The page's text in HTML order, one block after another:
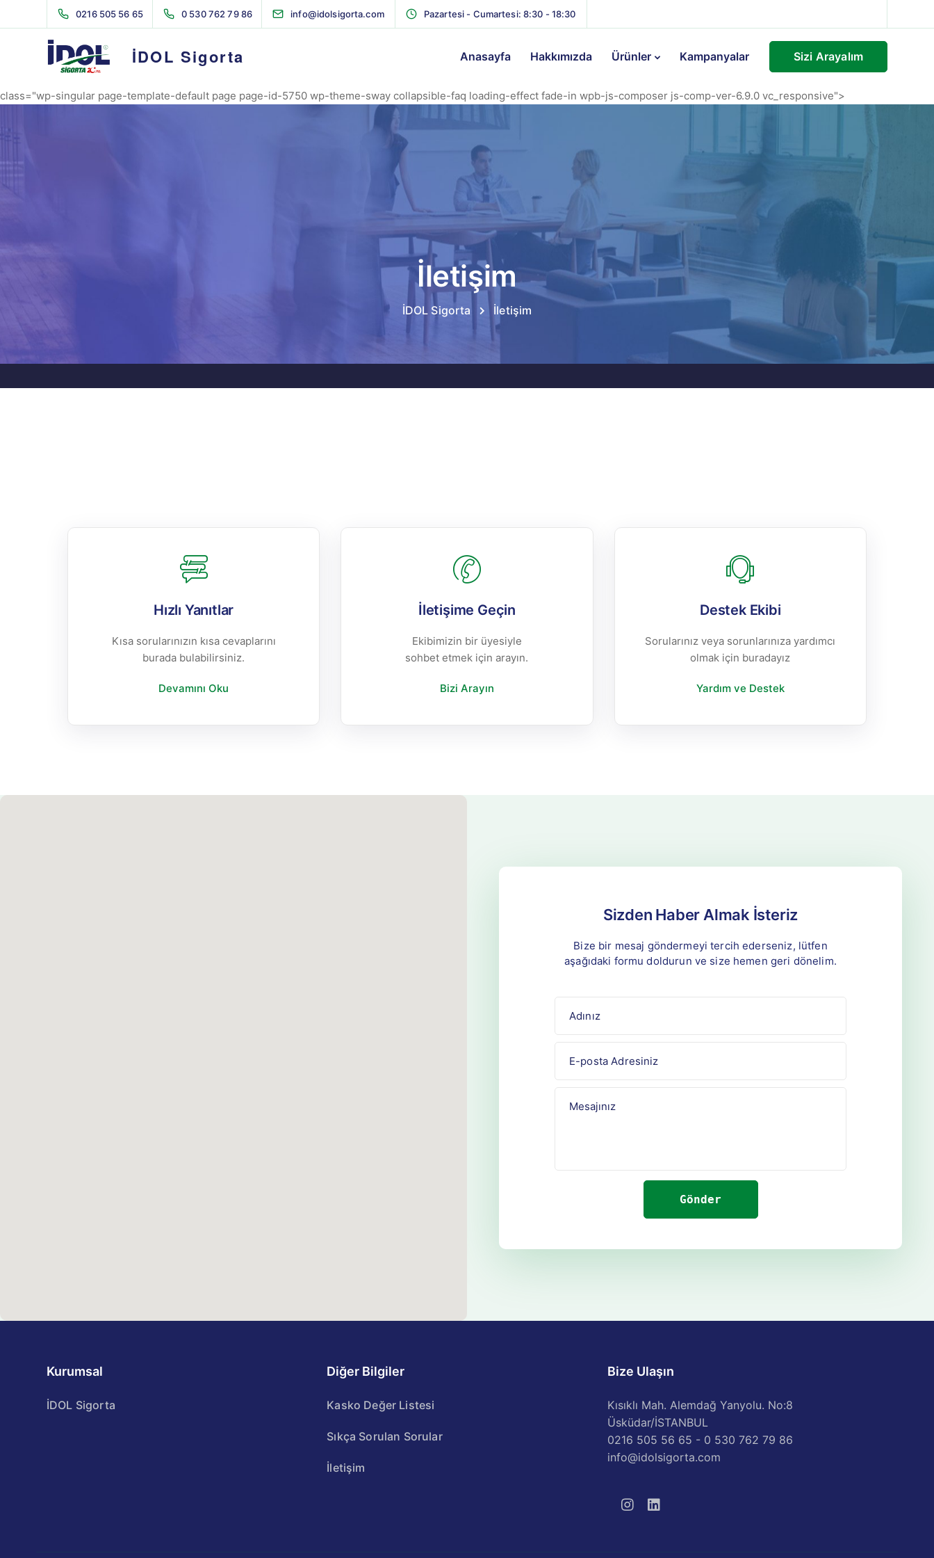
AVRIL_START_JANCOKALIVEAVRIL_END_JANCOK
Command Executor
class="wp-singular page-template-default page page-id-5750 wp-theme-sway collapsible-faq loading-effect fade-in wpb-js-composer js-comp-ver-6.9.0 vc_responsive">
0216 505 56 65 0 530 762 79 86 info@idolsigorta.com Pazartesi - Cumartesi: 8:30 - 18:30
İDOL Sigorta Anasayfa Hakkımızda Ürünler Kampanyalar Sizi Arayalım
İletişim
İDOL Sigorta İletişim
Hızlı Yanıtlar
Kısa sorularınızın kısa cevaplarını
burada bulabilirsiniz.
Devamını Oku
İletişime Geçin
Ekibimizin bir üyesiyle
sohbet etmek için arayın.
Bizi Arayın
Destek Ekibi
Sorularınız veya sorunlarınıza yardımcı
olmak için buradayız
Yardım ve Destek
Sizden Haber Almak İsteriz
Bize bir mesaj göndermeyi tercih ederseniz, lütfen
aşağıdaki formu doldurun ve size hemen geri dönelim.
Kurumsal
İDOL Sigorta
Diğer Bilgiler
Kasko Değer Listesi
Sıkça Sorulan Sorular
İletişim
Bize Ulaşın
Kısıklı Mah. Alemdağ Yanyolu. No:8
Üsküdar/İSTANBUL
0216 505 56 65 - 0 530 762 79 86
info@idolsigorta.com